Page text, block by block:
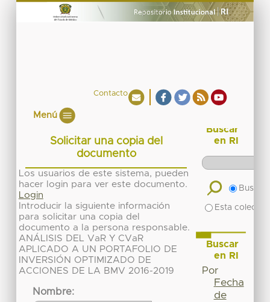
Contacto
Menú
Solicitar una copia del
documento
Los usuarios de este sistema, pueden
hacer login para ver este documento.
Login
Introducir la siguiente información
para solicitar una copia del
documento a la persona responsable.
ANÁLISIS DEL VaR Y CVaR
APLICADO A UN PORTAFOLIO DE
INVERSIÓN OPTIMIZADO DE
ACCIONES DE LA BMV 2016-2019
Nombre:
Buscar
en RI
Buscar
Esta
Buscar
en RI
Por
Fecha
de